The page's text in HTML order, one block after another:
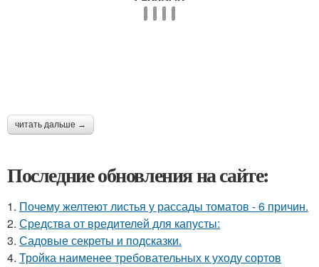
читать дальше →
Последние обновления на сайте:
1. Почему желтеют листья у рассады томатов - 6 причин.
2. Средства от вредителей для капусты:
3. Садовые секреты и подсказки.
4. Тройка наименее требовательных к уходу сортов